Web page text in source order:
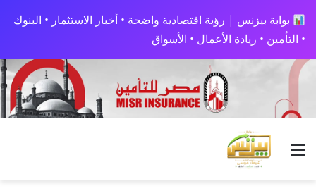
بوابة بيزنس | رؤية اقتصادية واضحة • أخبار الاستثمار • البنوك
• التأمين • ريادة الأعمال • الأسواق
القائمة